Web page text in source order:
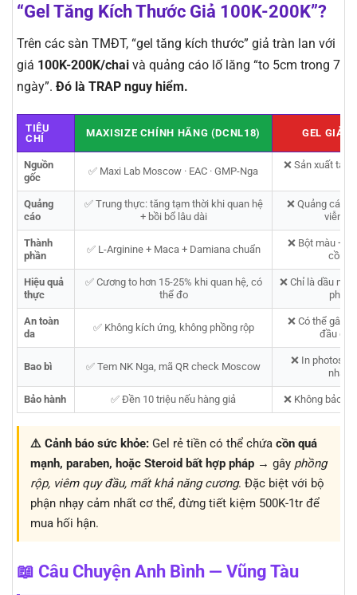
“Gel Tăng Kích Thước Giả 100K-200K”?
Trên các sàn TMĐT, “gel tăng kích thước” giả tràn lan với
giá 100K-200K/chai và quảng cáo lố lăng “to 5cm trong 7
ngày”. Đó là TRAP nguy hiểm.
TIÊU
CHÍ
MAXISIZE CHÍNH HÃNG (DCNL18) GEL GIẢ
Nguồn
gốc
✅ Maxi Lab Moscow · EAC · GMP-Nga
❌ Sản xuất tại
Quảng
cáo
✅ Trung thực: tăng tạm thời khi quan hệ
+ bồi bổ lâu dài
❌ Quảng cáo
viễn 7
Thành
phần
✅ L-Arginine + Maca + Damiana chuẩn
❌ Bột màu +
cồn
Hiệu quả
thực
✅ Cương to hơn 15-25% khi quan hệ, có
thể đo
❌ Chỉ là dầu
An toàn
da
✅ Không kích ứng, không phồng rộp
❌ Có thể gây
đầu
Bao bì ✅ Tem NK Nga, mã QR check Moscow
❌ In
nhập
Bảo hành ✅ Đền 10 triệu nếu hàng giả ❌ Không bảo
⚠️ Cảnh báo sức khỏe: Gel rẻ tiền có thể chứa cồn quá
mạnh, paraben, hoặc Steroid bất hợp pháp → gây phồng
rộp, viêm quy đầu, mất khả năng cương. Đặc biệt với bộ
phận nhạy cảm nhất cơ thể, đừng tiết kiệm 500K-1tr để
mua hối hận.
📖 Câu Chuyện Anh Bình — Vũng Tàu